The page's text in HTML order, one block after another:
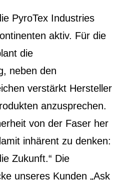
PyroTex Industries
aktiv. Für die
die
neben den
verstärkt Hersteller
anzusprechen.
von der Faser her
inhärent zu denken:
Zukunft.“ Die
unseres Kunden „Ask